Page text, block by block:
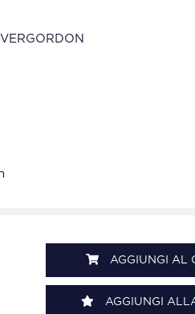
AGGIUNGI AL
AGGIUNGI